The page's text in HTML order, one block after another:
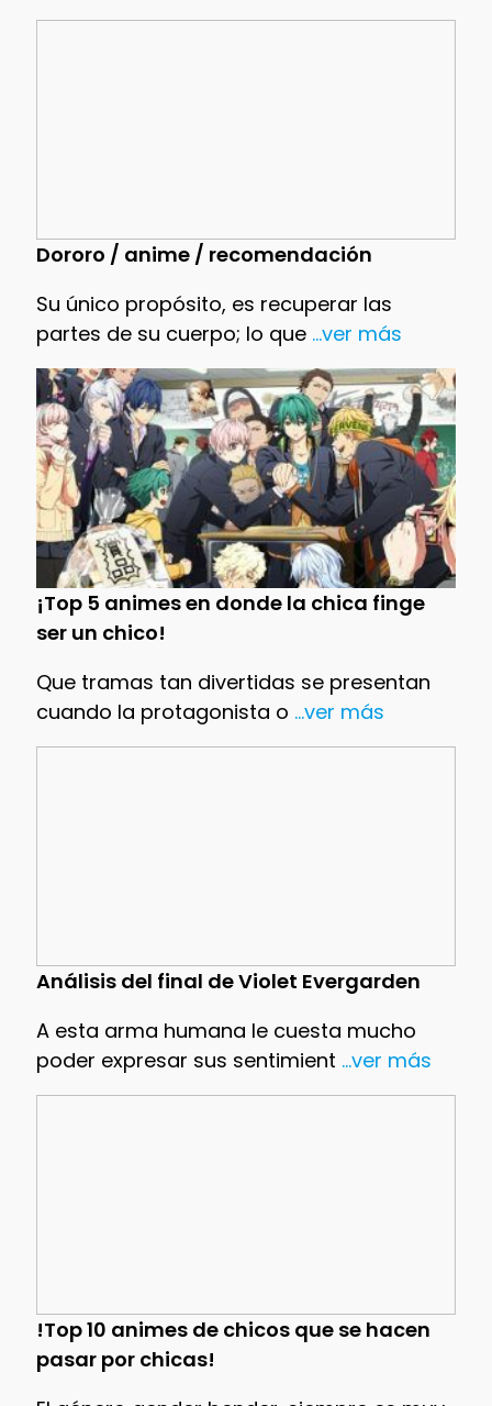
Dororo / anime / recomendación
Su único propósito, es recuperar las
partes de su cuerpo; lo que...ver más
¡Top 5 animes en donde la chica finge
ser un chico!
Que tramas tan divertidas se presentan
cuando la protagonista o ...ver más
Análisis del final de Violet Evergarden
A esta arma humana le cuesta mucho
poder expresar sus sentimient ...ver más
!Top 10 animes de chicos que se hacen
pasar por chicas!